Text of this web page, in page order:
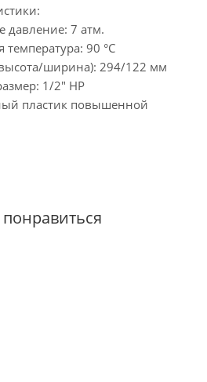
давление: 7 атм.
90 °С
ширина): 294/122 мм
1/2" НР
пластик повышенной